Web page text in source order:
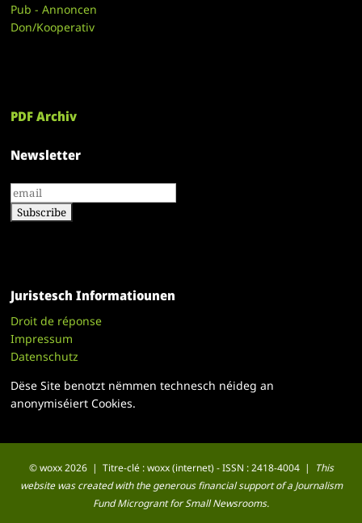
Pub - Annoncen
Don/Kooperativ
PDF Archiv
Newsletter
Juristesch Informatiounen
Droit de réponse
Impressum
Datenschutz
Dëse Site benotzt nëmmen technesch néideg an
anonymiséiert Cookies.
© woxx 2026 | Titre-clé : woxx (internet) - ISSN : 2418-4004 |
This
website was created with the generous financial support of a Journalism
Fund Microgrant for Small Newsrooms.